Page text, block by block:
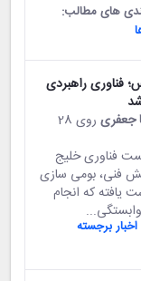
های مطالب:
فناوری راهبردی
جعفری
روی 28
فناوری خلیج
فنی، بومی ‌سازی
یافته که انجام
اخبار برجسته